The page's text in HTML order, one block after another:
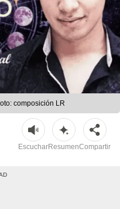
composición LR
EscucharResumenCompartir